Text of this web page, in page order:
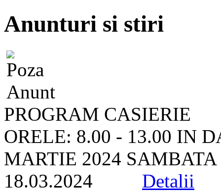
Anunturi si stiri
PROGRAM CASIERIE
ORELE: 8.00 - 13.00 IN
MARTIE 2024
18.03.2024 Detalii